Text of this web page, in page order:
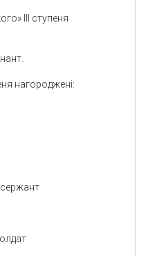
ІІІ ступеня
нагороджені: